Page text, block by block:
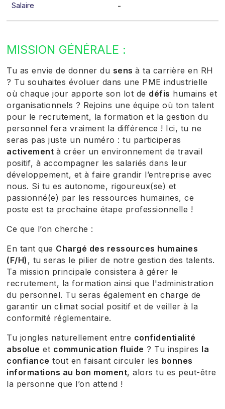
Salaire
-
MISSION GÉNÉRALE :
Tu as envie de donner du sensà ta carrière en RH
? Tu souhaites évoluer dans une PME industrielle
où chaque jour apporte son lot de défis humains et
organisationnels ? Rejoins une équipe où ton talent
pour le recrutement, la formation et la gestion du
personnel fera vraiment la différence ! Ici, tu ne
seras pas juste un numéro : tu participeras
activement à créer un environnement de travail
positif, à accompagner les salariés dans leur
développement, et à faire grandir l’entreprise avec
nous. Si tu es autonome, rigoureux(se) et
passionné(e) par les ressources humaines, ce
poste est ta prochaine étape professionnelle !
Ce que l’on cherche :
En tant que Chargé des ressources humaines
(F/H) , tu seras le pilier de notre gestion des talents.
Ta mission principale consistera à gérer le
recrutement, la formation ainsi que l'administration
du personnel. Tu seras également en charge de
garantir un climat social positif et de veiller à la
conformité réglementaire.
Tu jongles naturellement entre confidentialité
absolue et communication fluide ? Tu inspires la
confiance tout en faisant circuler les bonnes
informations au bon moment, alors tu es peut-être
la personne que l’on attend !